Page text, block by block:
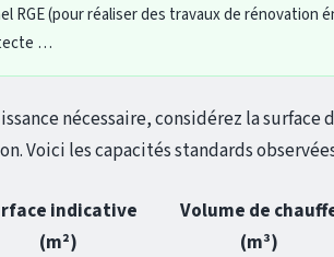
RGE (pour réaliser des travaux de rénovation
…
nécessaire, considérez la
Voici les capacités standards
indicative
(m²)
Volume de
(m³)